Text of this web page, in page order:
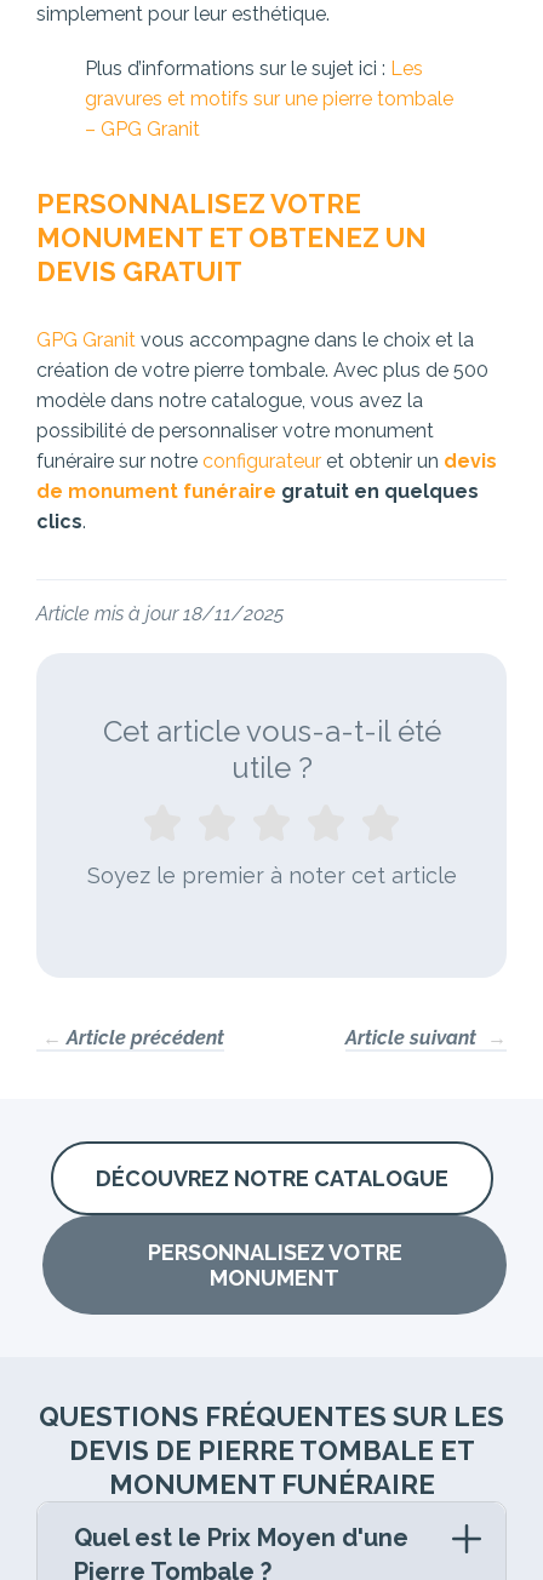
simplement pour leur esthétique.
Plus d’informations sur le sujet ici : Les
gravures et motifs sur une pierre tombale
– GPG Granit
PERSONNALISEZ VOTRE
MONUMENT ET OBTENEZ UN
DEVIS GRATUIT
GPG Granit vous accompagne dans le choix et la
création de votre pierre tombale. Avec plus de 500
modèle dans notre catalogue, vous avez la
possibilité de personnaliser votre monument
funéraire sur notre configurateur et obtenir un devis
de monument funéraire gratuit en quelques
clics.
Article mis à jour 18/11/2025
Cet article vous-a-t-il été
utile ?
Soyez le premier à noter cet article
← Article précédent Article suivant →
DÉCOUVREZ NOTRE CATALOGUE
PERSONNALISEZ VOTRE
MONUMENT
QUESTIONS FRÉQUENTES SUR LES
DEVIS DE PIERRE TOMBALE ET
MONUMENT FUNÉRAIRE
Quel est le Prix Moyen d'une
Pierre Tombale ?